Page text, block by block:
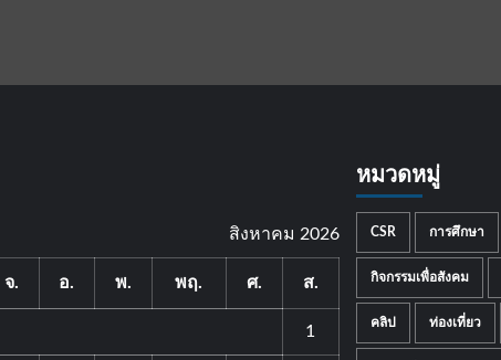
สิงหาคม 2026
จ. อ. พ. พฤ. ศ. ส.
1
หมวดหมู่
CSR การศึกษา
กิจกรรมเพื่อสังคม
คลิป ท่องเที่ยว